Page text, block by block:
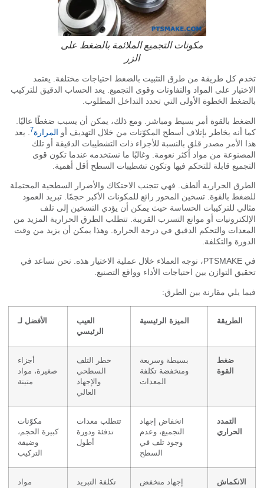
مكونات التجميع الملائمة بالضغط على
كل طريقة من طرق التثبيت بالضغط احتياجات مختلفة. يعتمد
على المواد والتفاوتات وقوى التجميع. يعد الحساب الدقيق للتركيب
الخطوة الأولى التي تحدد التداخل المطلوب.
بالقوة أمر بسيط ومباشر. ومع ذلك، يمكن أن يسبب ضغطًا عاليًا.
أنه يخاطر بإتلاف أسطح المكوّنات من خلال التهديف أوالمرارة . يعد
الأمر مصدر قلق بالنسبة للأجزاء ذات التشطيبات الدقيقة أو تلك
من مواد أكثر نعومة. وغالبًا ما نستخدمه عندما تكون قوى
قابلة للتحكم فيها وتكون تشطيبات السطح أقل أهمية.
الحرارية ألطف. فهي تتجنب الاحتكاك والأضرار السطحية المحتملة
بالقوة. تسخين المحور رائع للمكونات الأكبر حجمًا. تبريد العمود
للتركيبات الحساسة حيث يمكن أن يؤدي التسخين إلى تلف
أو موانع التسرب القريبة. تتطلب الطرق الحرارية المزيد من
والتحكم الدقيق في درجة الحرارة. وهذا يمكن أن يزيد من وقت
والتكلفة.
في PTSMAKE، نوجه العملاء خلال عملية الاختيار هذه. نحن نساعد في
التوازن بين احتياجات الأداء وواقع التصنيع.
يلي مقارنة بين الطرق:
الطريقة الميزة الرئيسية
الرئيسي
الأفضل لـ
بسيطة وسريعة
ومنخفضة تكلفة
المعدات
خطر التلف
السطحي
والإجهاد
صغيرة، مواد
الحراري
انخفاض إجهاد
التجميع، وعدم
وجود تلف في
السطح
تتطلب معدات
تدفئة ودورة
مكوّنات
كبيرة الحجم،
وضيقة
التركيب
الانكماش
إجهاد منخفض
تكلفة التبريد